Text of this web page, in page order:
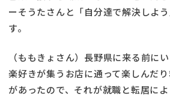
ーそうたさんと「自分達で解決しよ
す。
（ももきょさん）長野県に来る前に
楽好きが集うお店に通って楽しんだ
があったので、それが就職と転居に